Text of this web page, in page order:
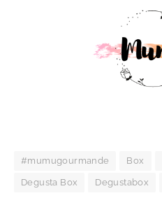
#mumugourmande Box
Degusta Box Degustabox